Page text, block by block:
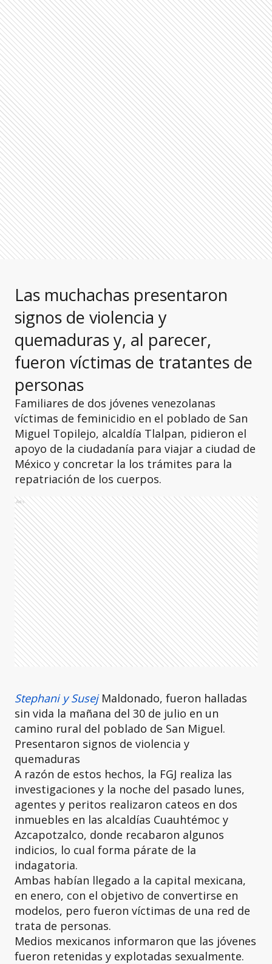
Las muchachas presentaron
signos de violencia y
quemaduras y, al parecer,
fueron víctimas de tratantes de
personas
Familiares de dos jóvenes venezolanas
víctimas de feminicidio en el poblado de San
Miguel Topilejo, alcaldía Tlalpan, pidieron el
apoyo de la ciudadanía para viajar a ciudad de
México y concretar la los trámites para la
repatriación de los cuerpos.
Ads
Stephani y SusejMaldonado, fueron halladas
sin vida la mañana del 30 de julio en un
camino rural del poblado de San Miguel.
Presentaron signos de violencia y
quemaduras
A razón de estos hechos, la FGJ realiza las
investigaciones y la noche del pasado lunes,
agentes y peritos realizaron cateos en dos
inmuebles en las alcaldías Cuauhtémoc y
Azcapotzalco, donde recabaron algunos
indicios, lo cual forma párate de la
indagatoria.
Ambas habían llegado a la capital mexicana,
en enero, con el objetivo de convertirse en
modelos, pero fueron víctimas de una red de
trata de personas.
Medios mexicanos informaron que las jóvenes
fueron retenidas y explotadas sexualmente.